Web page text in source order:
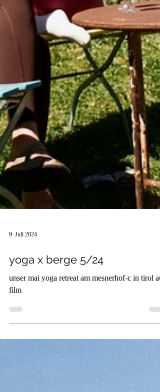
9. Juli 2024
yoga x berge 5/24
film